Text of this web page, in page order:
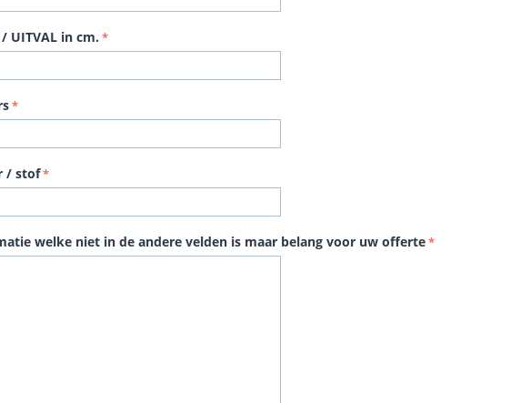
UITVAL in cm.
/ stof
welke niet in de andere velden is maar belang voor uw offerte